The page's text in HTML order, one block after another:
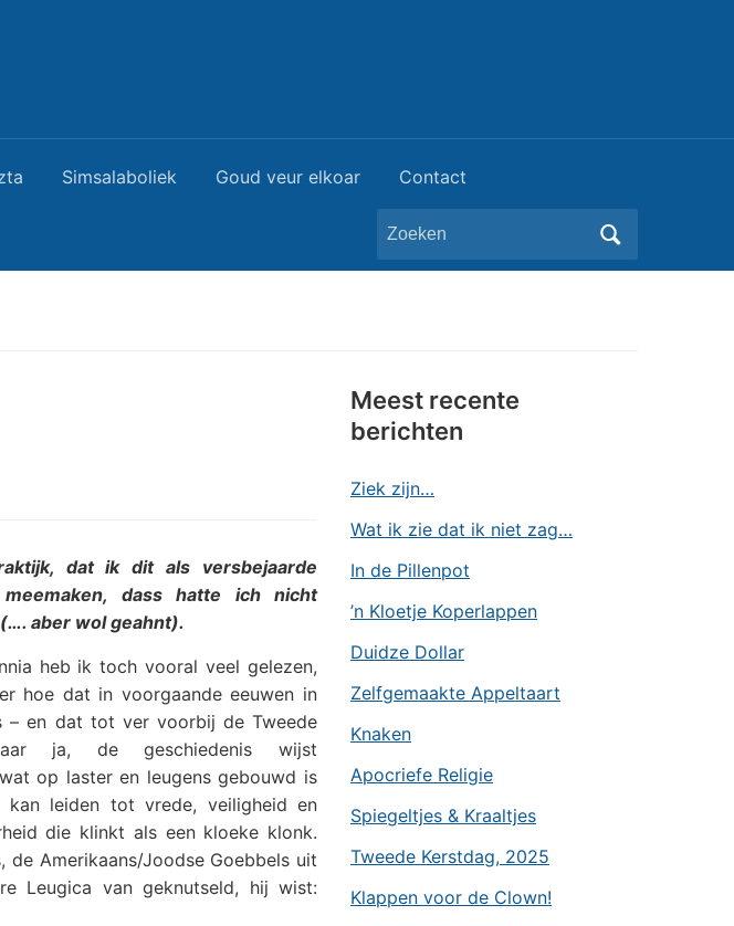
Simsalaboliek Goud veur elkoar Contact
Zoeken
naar:
dat ik dit als versbejaarde
dass hatte ich nicht
aber wol geahnt).
heb ik toch vooral veel gelezen,
hoe dat in voorgaande eeuwen in
– en dat tot ver voorbij de Tweede
ja, de geschiedenis wijst
op laster en leugens gebouwd is
kan leiden tot vrede, veiligheid en
die klinkt als een kloeke klonk.
de Amerikaans/Joodse Goebbels uit
Leugica van geknutseld, hij wist:
Meest recente
berichten
Ziek zijn…
Wat ik zie dat ik niet zag…
In de Pillenpot
’n Kloetje Koperlappen
Duidze Dollar
Zelfgemaakte Appeltaart
Knaken
Apocriefe Religie
Spiegeltjes & Kraaltjes
Tweede Kerstdag, 2025
Klappen voor de Clown!